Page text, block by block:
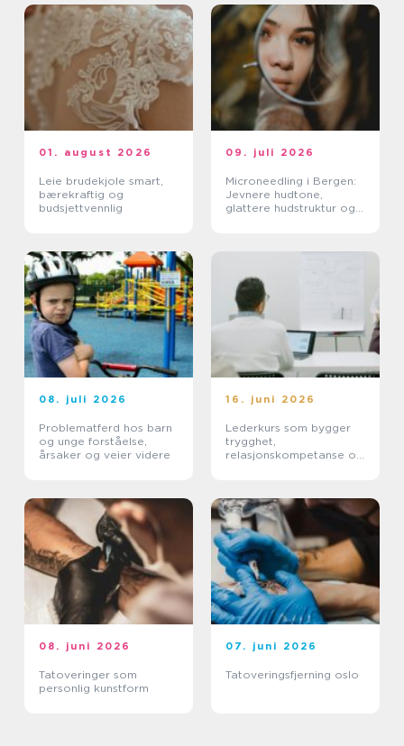
01. august 2026
Leie brudekjole smart,
bærekraftig og
budsjettvennlig
09. juli 2026
Microneedling i Bergen:
Jevnere hudtone,
glattere hudstruktur og
08. juli 2026
Problematferd hos barn
og unge forståelse,
årsaker og veier videre
16. juni 2026
Lederkurs som bygger
trygghet,
relasjonskompetanse og
08. juni 2026
Tatoveringer som
personlig kunstform
07. juni 2026
Tatoveringsfjerning oslo